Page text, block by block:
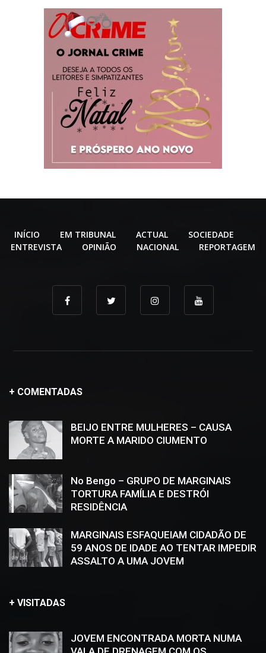
INÍCIO EM TRIBUNAL ACTUAL
SOCIEDADE
ENTREVISTA
OPINIÃO NACIONAL REPORTAGEM
+ COMENTADAS
BEIJO ENTRE MULHERES – CAUSA
MORTE A MARIDO CIUMENTO
No Bengo – GRUPO DE MARGINAIS
TORTURA FAMÍLIA E DESTRÓI
RESIDÊNCIA
MARGINAIS ESFAQUEIAM CIDADÃO DE
59 ANOS DE IDADE AO TENTAR IMPEDIR
ASSALTO A UMA JOVEM
+ VISITADAS
JOVEM ENCONTRADA MORTA NUMA